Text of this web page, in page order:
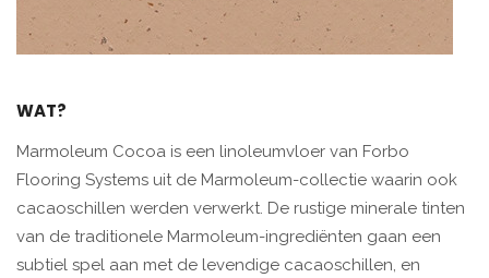
WAT?
Marmoleum Cocoa is een linoleumvloer van Forbo
Flooring Systems uit de Marmoleum-collectie waarin ook
cacaoschillen werden verwerkt. De rustige minerale tinten
van de traditionele Marmoleum-ingrediënten gaan een
subtiel spel aan met de levendige cacaoschillen, en